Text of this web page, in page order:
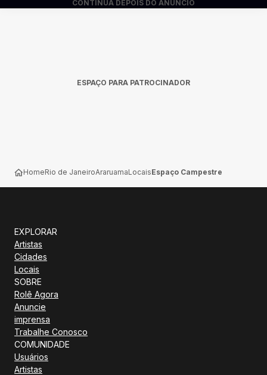
CONTINUA DEPOIS DO ANÚNCIO
ESPAÇO PARA PATROCINADOR
HomeRio de JaneiroAraruamaLocaisEspaço Campestre
EXPLORAR
Artistas
Cidades
Locais
SOBRE
Rolê Agora
Anuncie
imprensa
Trabalhe Conosco
COMUNIDADE
Usuários
Artistas